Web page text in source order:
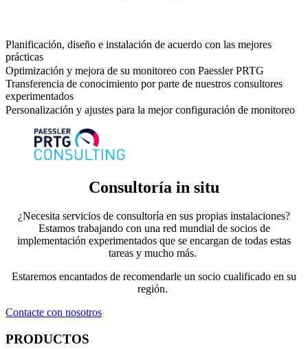
Planificación, diseño e instalación de acuerdo con las mejores
prácticas
Optimización y mejora de su monitoreo con Paessler PRTG
Transferencia de conocimiento por parte de nuestros consultores
experimentados
Personalización y ajustes para la mejor configuración de monitoreo
Consultoría in situ
¿Necesita servicios de consultoría en sus propias instalaciones?
Estamos trabajando con una red mundial de socios de
implementación experimentados que se encargan de todas estas
tareas y mucho más.
Estaremos encantados de recomendarle un socio cualificado en su
región.
Contacte con nosotros
PRODUCTOS